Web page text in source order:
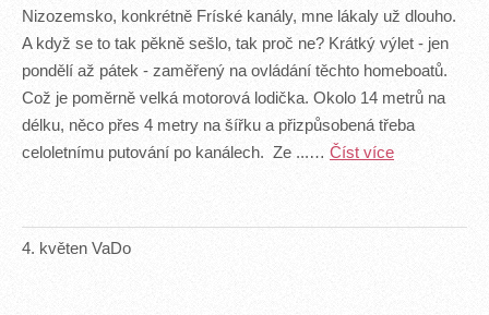
4. květen VaDo
Nizozemsko, konkrétně Fríské kanály, mne lákaly už dlouho.
A když se to tak pěkně sešlo, tak proč ne? Krátký výlet - jen
pondělí až pátek - zaměřený na ovládání těchto homeboatů.
Což je poměrně velká motorová lodička. Okolo 14 metrů na
délku, něco přes 4 metry na šířku a přizpůsobená třeba
celoletnímu putování po kanálech. Ze ...… Číst více